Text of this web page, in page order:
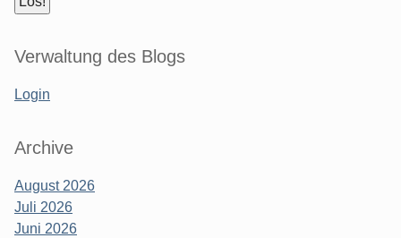
Verwaltung des Blogs
Login
Archive
August 2026
Juli 2026
Juni 2026